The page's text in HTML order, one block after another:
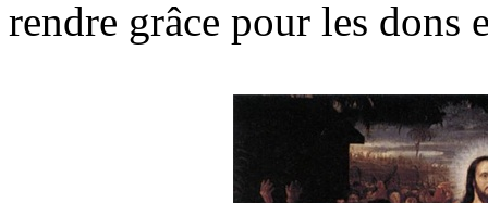
rendre grâce pour les dons